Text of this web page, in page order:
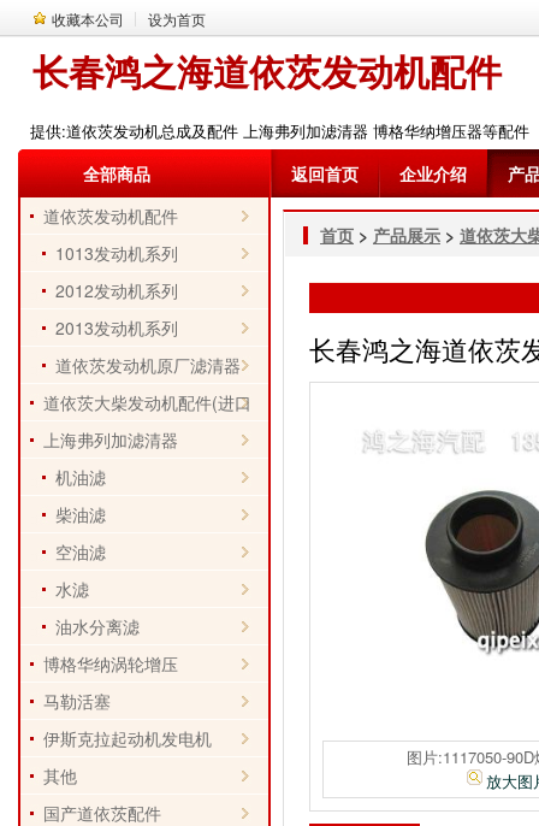
收藏本公司 设为首页
长春鸿之海道依茨发动机配件
提供:道依茨发动机总成及配件 上海弗列加滤清器 博格华纳增压器等配件
全部商品 返回首页 企业介绍
产
道依茨发动机配件
1013发动机系列
2012发动机系列
2013发动机系列
道依茨发动机原厂滤清器
道依茨大柴发动机配件(进口
件)
上海弗列加滤清器
机油滤
柴油滤
空油滤
水滤
油水分离滤
博格华纳涡轮增压
马勒活塞
伊斯克拉起动机发电机
其他
国产道依茨配件
首页 > 产品展示 > 道依茨大
长春鸿之海道依茨
图片:1117050-
放大图